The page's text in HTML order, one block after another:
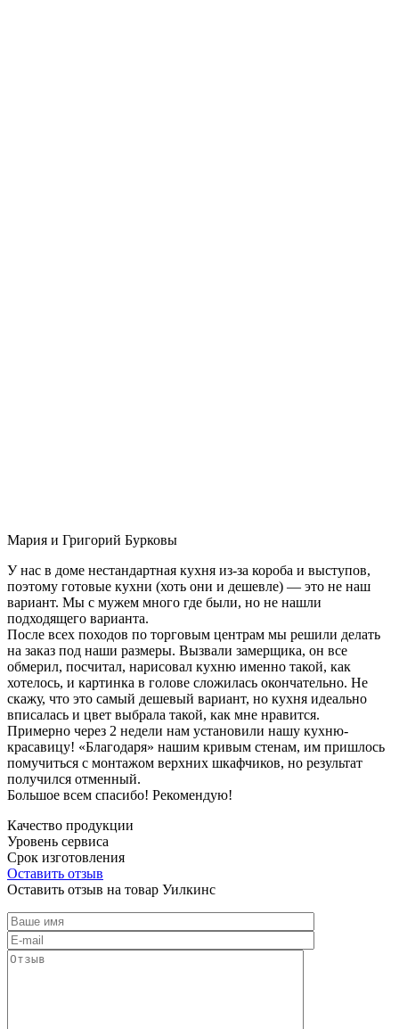
Мария и Григорий Бурковы
У нас в доме нестандартная кухня из-за короба и выступов,
поэтому готовые кухни (хоть они и дешевле) — это не наш
вариант. Мы с мужем много где были, но не нашли
подходящего варианта.
После всех походов по торговым центрам мы решили делать
на заказ под наши размеры. Вызвали замерщика, он все
обмерил, посчитал, нарисовал кухню именно такой, как
хотелось, и картинка в голове сложилась окончательно. Не
скажу, что это самый дешевый вариант, но кухня идеально
вписалась и цвет выбрала такой, как мне нравится.
Примерно через 2 недели нам установили нашу кухню-
красавицу! «Благодаря» нашим кривым стенам, им пришлось
помучиться с монтажом верхних шкафчиков, но результат
получился отменный.
Большое всем спасибо! Рекомендую!
Качество продукции
Уровень сервиса
Срок изготовления
Оставить отзыв
Оставить отзыв на товар Уилкинс